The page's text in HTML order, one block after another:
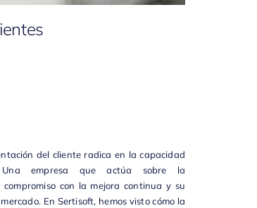
del cliente radica en la capacidad
Una empresa que actúa sobre la
con la mejora continua y su
En Sertisoft, hemos visto cómo la